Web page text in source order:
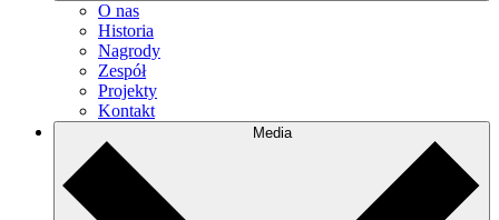
O nas
Historia
Nagrody
Zespół
Projekty
Kontakt
Media